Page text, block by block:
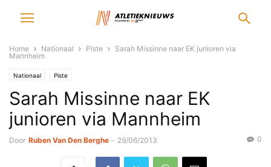
Home Nationaal Piste
Sarah Missinne naar EK junioren via
Mannheim
Nationaal Piste
Sarah Missinne naar EK
junioren via Mannheim
Door Ruben Van Den Berghe - 29/06/2013 0